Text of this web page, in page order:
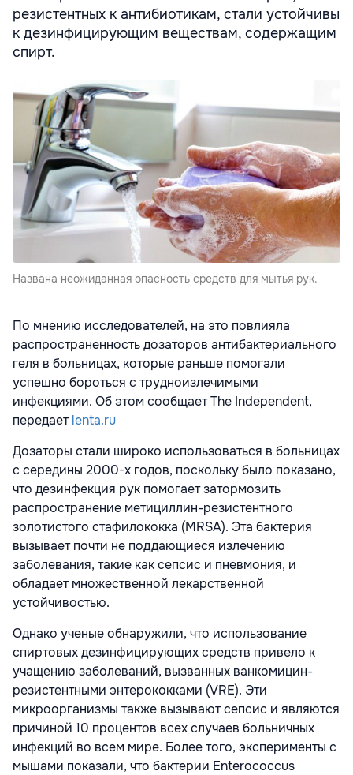
резистентных к антибиотикам, стали устойчивы
к дезинфицирующим веществам, содержащим
спирт.
Названа неожиданная опасность средств для мытья рук.
По мнению исследователей, на это повлияла
распространенность дозаторов антибактериального
геля в больницах, которые раньше помогали
успешно бороться с трудноизлечимыми
инфекциями. Об этом сообщает The Independent,
передаетlenta.ru
Дозаторы стали широко использоваться в больницах
с середины 2000-х годов, поскольку было показано,
что дезинфекция рук помогает затормозить
распространение метициллин-резистентного
золотистого стафилококка (MRSA). Эта бактерия
вызывает почти не поддающиеся излечению
заболевания, такие как сепсис и пневмония, и
обладает множественной лекарственной
устойчивостью.
Однако ученые обнаружили, что использование
спиртовых дезинфицирующих средств привело к
учащению заболеваний, вызванных ванкомицин-
резистентными энтерококками (VRE). Эти
микроорганизмы также вызывают сепсис и являются
причиной 10 процентов всех случаев больничных
инфекций во всем мире. Более того, эксперименты с
мышами показали, что бактерии Enterococcus